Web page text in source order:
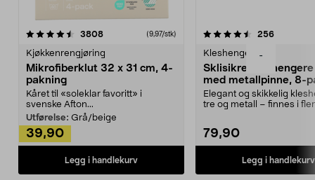
-
3808anmeldelser(9,97/stk)
Kjøkkenrengjøring
Mikrofiberklut 32 x 31 cm, 4-
pakning
Kåret til «soleklar favoritt» i
svenske Afton...
Utførelse: Grå/beige
39,90
Legg i handlekurv
4.5av 5 stjerner 256
Kleshengere
Sklisikre
med metallpinne, 8-
Elegant og skikkelig
tre og metall – finnes i
79,90
Legg i handlekurv
4.5av 5 stjerner